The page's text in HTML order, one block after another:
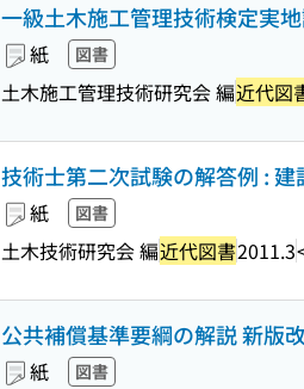
一級土木施工管理技術検定実
紙 図書
土木施工管理技術研究会 編近代図
技術士第二次試験の解答例 :
紙 図書
土木技術研究会 編近代図書2011.3
公共補償基準要綱の解説 新版
紙 図書